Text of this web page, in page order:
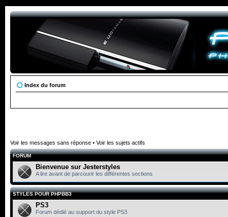
Index du forum
Voir les messages sans réponse • Voir les sujets actifs
FORUM
Bienvenue sur Jesterstyles
A lire avant de parcourir les différentes sections
STYLES POUR PHPBB3
PS3
Forum dédié au support du style PS3